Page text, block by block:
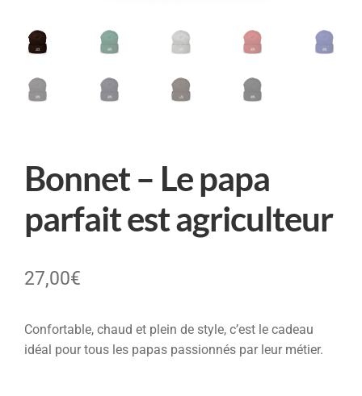
Bonnet – Le papa
parfait est agriculteur
27,00€
Confortable, chaud et plein de style, c’est le cadeau
idéal pour tous les papas passionnés par leur métier.